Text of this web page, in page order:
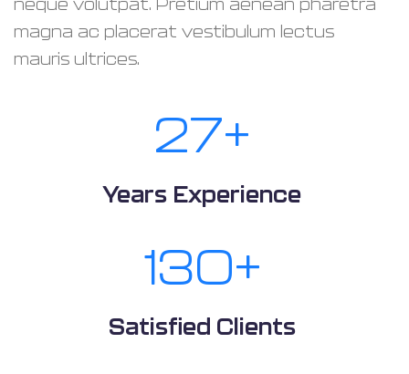
neque volutpat. Pretium aenean pharetra
magna ac placerat vestibulum lectus
mauris ultrices.
30+
Years Experience
150+
Satisfied Clients